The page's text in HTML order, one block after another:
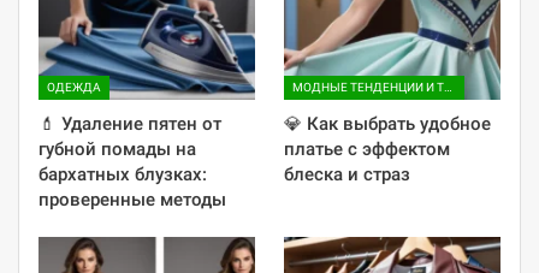
ОДЕЖДА
💄 Удаление пятен от
губной помады на
бархатных блузках:
проверенные методы
💎 Как выбрать удобное
платье с эффектом
блеска и страз